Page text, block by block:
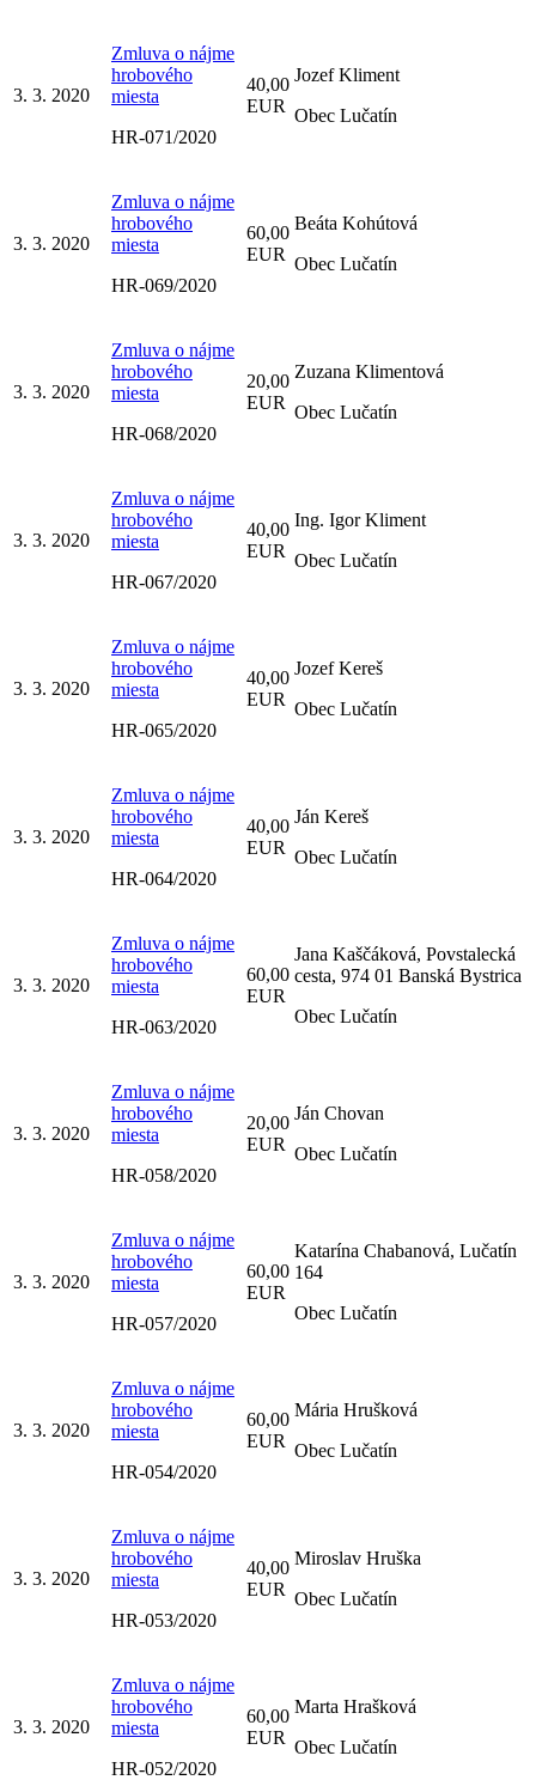
3. 3. 2020
Zmluva o nájme
hrobového
miesta
HR-071/2020
40,00
EUR
Jozef Kliment
Obec Lučatín
3. 3. 2020
Zmluva o nájme
hrobového
miesta
HR-069/2020
60,00
EUR
Beáta Kohútová
Obec Lučatín
3. 3. 2020
Zmluva o nájme
hrobového
miesta
HR-068/2020
20,00
EUR
Zuzana Klimentová
Obec Lučatín
3. 3. 2020
Zmluva o nájme
hrobového
miesta
HR-067/2020
40,00
EUR
Ing. Igor Kliment
Obec Lučatín
3. 3. 2020
Zmluva o nájme
hrobového
miesta
HR-065/2020
40,00
EUR
Jozef Kereš
Obec Lučatín
3. 3. 2020
Zmluva o nájme
hrobového
miesta
HR-064/2020
40,00
EUR
Ján Kereš
Obec Lučatín
3. 3. 2020
Zmluva o nájme
hrobového
miesta
HR-063/2020
60,00
EUR
Jana Kaščáková, Povstalecká
cesta, 974 01 Banská Bystrica
Obec Lučatín
3. 3. 2020
Zmluva o nájme
hrobového
miesta
HR-058/2020
20,00
EUR
Ján Chovan
Obec Lučatín
3. 3. 2020
Zmluva o nájme
hrobového
miesta
HR-057/2020
60,00
EUR
Katarína Chabanová, Lučatín
164
Obec Lučatín
3. 3. 2020
Zmluva o nájme
hrobového
miesta
HR-054/2020
60,00
EUR
Mária Hrušková
Obec Lučatín
3. 3. 2020
Zmluva o nájme
hrobového
miesta
HR-053/2020
40,00
EUR
Miroslav Hruška
Obec Lučatín
3. 3. 2020
Zmluva o nájme
hrobového
miesta
HR-052/2020
60,00
EUR
Marta Hrašková
Obec Lučatín